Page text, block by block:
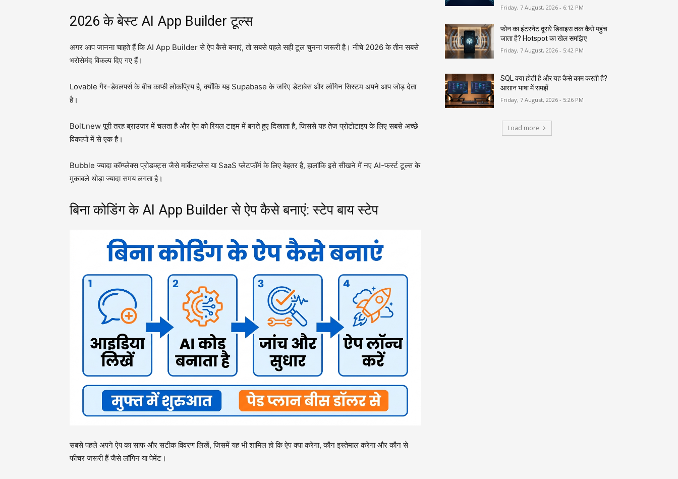
2026 के बेस्ट AI App Builder टूल्स
अगर आप जानना चाहते हैं कि AI App Builder से ऐप कैसे बनाएं, तो सबसे पहले सही टूल चुनना जरूरी है। नीचे 2026 के तीन सबसे
भरोसेमंद विकल्प दिए गए हैं।
Lovable गैर-डेवलपर्स के बीच काफी लोकप्रिय है, क्योंकि यह Supabase के जरिए डेटाबेस और लॉगिन सिस्टम अपने आप जोड़ देता
है।
Bolt.new पूरी तरह ब्राउज़र में चलता है और ऐप को रियल टाइम में बनते हुए दिखाता है, जिससे यह तेज प्रोटोटाइप के लिए सबसे अच्छे
विकल्पों में से एक है।
Bubble ज्यादा कॉम्प्लेक्स प्रोडक्ट्स जैसे मार्केटप्लेस या SaaS प्लेटफॉर्म के लिए बेहतर है, हालांकि इसे सीखने में नए AI-फर्स्ट टूल्स के
मुकाबले थोड़ा ज्यादा समय लगता है।
बिना कोडिंग के AI App Builder से ऐप कैसे बनाएं: स्टेप बाय स्टेप
सबसे पहले अपने ऐप का साफ और सटीक विवरण लिखें, जिसमें यह भी शामिल हो कि ऐप क्या करेगा, कौन इस्तेमाल करेगा और कौन से
फीचर जरूरी हैं जैसे लॉगिन या पेमेंट।
Friday, 7 August, 2026 - 6:12 PM
फोन का इंटरनेट दूसरे डिवाइस तक कैसे पहुंच
जाता है? Hotspot का खेल समझिए
Friday, 7 August, 2026 - 5:42 PM
SQL क्या होती है और यह कैसे काम करती है?
आसान भाषा में समझें
Friday, 7 August, 2026 - 5:26 PM
Load more